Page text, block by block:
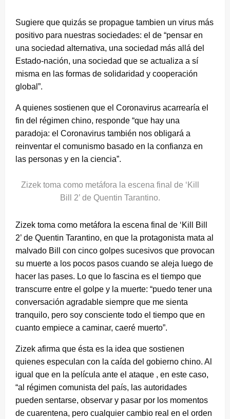
Sugiere que quizás se propague tambien un virus más
positivo para nuestras sociedades: el de “pensar en
una sociedad alternativa, una sociedad más allá del
Estado-nación, una sociedad que se actualiza a sí
misma en las formas de solidaridad y cooperación
global”.
A quienes sostienen que el Coronavirus acarrearía el
fin del régimen chino, responde “que hay una
paradoja: el Coronavirus también nos obligará a
reinventar el comunismo basado en la confianza en
las personas y en la ciencia”.
Zizek toma como metáfora la escena final de ‘Kill
Bill 2’ de Quentin Tarantino.
Zizek toma como metáfora la escena final de ‘Kill Bill
2’ de Quentin Tarantino, en que la protagonista mata al
malvado Bill con cinco golpes sucesivos que provocan
su muerte a los pocos pasos cuando se aleja luego de
hacer las pases. Lo que lo fascina es el tiempo que
transcurre entre el golpe y la muerte: “puedo tener una
conversación agradable siempre que me sienta
tranquilo, pero soy consciente todo el tiempo que en
cuanto empiece a caminar, caeré muerto”.
Zizek afirma que ésta es la idea que sostienen
quienes especulan con la caída del gobierno chino. Al
igual que en la película ante el ataque , en este caso,
“al régimen comunista del país, las autoridades
pueden sentarse, observar y pasar por los momentos
de cuarentena, pero cualquier cambio real en el orden